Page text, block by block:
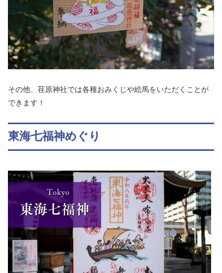
その他、荏原神社では各種おみくじや絵馬をいただくことが
できます！
東海七福神めぐり